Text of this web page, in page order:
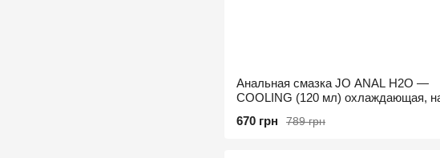
Анальная смазка JO ANAL H2O —
COOLING (120 мл) охлаждающая,
789 грн
670 грн